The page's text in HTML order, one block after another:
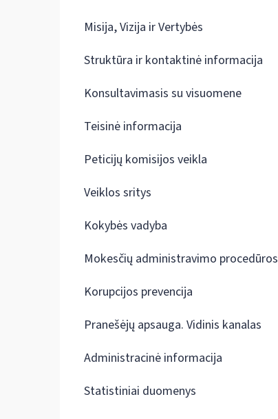
Misija, Vizija ir Vertybės
Struktūra ir kontaktinė informacija
Konsultavimasis su visuomene
Teisinė informacija
Peticijų komisijos veikla
Veiklos sritys
Kokybės vadyba
Mokesčių administravimo procedūros
Korupcijos prevencija
Pranešėjų apsauga. Vidinis kanalas
Administracinė informacija
Statistiniai duomenys